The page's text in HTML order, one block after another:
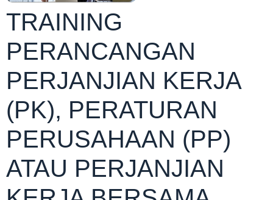
TRAINING
PERANCANGAN
PERJANJIAN KERJA
(PK), PERATURAN
PERUSAHAAN (PP)
ATAU PERJANJIAN